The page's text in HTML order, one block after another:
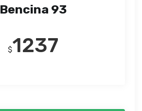
Bencina 93
$1237